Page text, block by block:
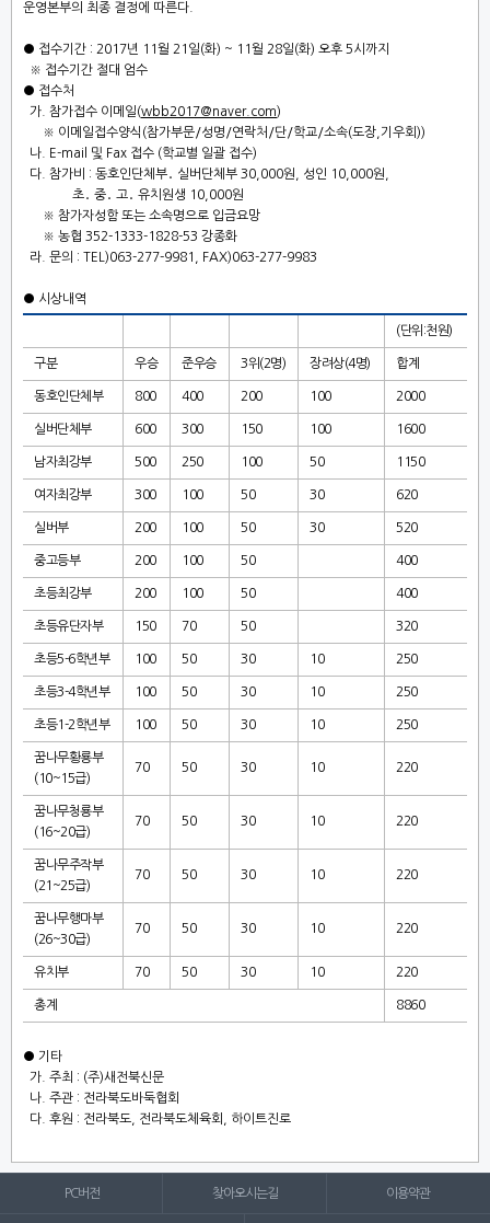
운영본부의 최종 결정에 따른다
● 접수기간 : 2017년 11 월 21 일(화) ~ 11 월 28일(화) 오후 5시까지
※ 접수기간 절대 엄수
● 접수처
가 참가접수 이메일(wbb2017@naver.com)
※ 이메일접수양식 (참가부문/성명 /연락처 /단/학교/소속(도장 기우회))
나 . E-mail 및 Fax 접수 (학교별 일괄 접수)
다 참가비 : 동호인단체부․ 실버단체부 30,000원 성인 10,000원
초․ 중․ 고․ 유치원생 10,000원
※ 참가자성함 또는 소속명으로 입금요망
※ 농협 352-1333-1828-53 강종화
라 문의 : TEL)063-277-9981, FAX)063-277-9983
● 시상내역
(단위 :천원)
구분 우승 준우승 3위(2명) 장려상(4명) 합계
동호인단체부 800 400 200 100 2000
실버단체부 600 300 150 100 1600
남자최강부 500 250 100 50 1150
여자최강부 300 100 50 30 620
실버부 200 100 50 30 520
중고등부 200 100 50 400
초등최강부 200 100 50 400
초등유단자부 150 70 50 320
초등5-6학년부 100 50 30 10 250
초등3-4학년부 100 50 30 10 250
초등1-2학년부 100 50 30 10 250
꿈나무황룡부
(10~15급)
70 50 30 10 220
꿈나무청룡부
(16~20급)
70 50 30 10 220
꿈나무주작부
(21~25급)
70 50 30 10 220
꿈나무행마부
(26~30급)
70 50 30 10 220
유치부 70 50 30 10 220
총계 8860
● 기타
가 주최 : (주)새전북신문
나 주관 : 전라북도바둑협회
다 후원 : 전라북도 전라북도체육회 하이트진로
PC버전 찾아오시는길 이용약관